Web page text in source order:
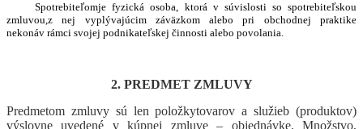
Spotrebiteľomje fyzická osoba, ktorá v súvislosti so spotrebiteľskou
zmluvou,z nej vyplývajúcim záväzkom alebo pri obchodnej praktike
nekonáv rámci svojej podnikateľskej činnosti alebo povolania.
2. PREDMET ZMLUVY
Predmetom zmluvy sú len položkytovarov a služieb (produktov)
výslovne uvedené v kúpnej zmluve – objednávke. Množstvo,